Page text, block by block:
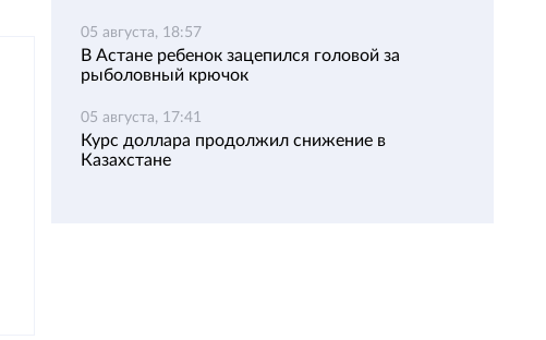
05 августа, 18:57
В Астане ребенок зацепился головой за
рыболовный крючок
05 августа, 17:41
Курс доллара продолжил снижение в
Казахстане